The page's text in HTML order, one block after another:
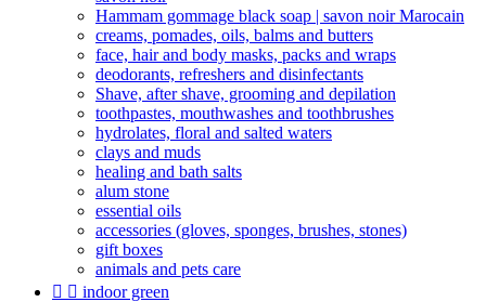
Hammam gommage black soap | savon noir Marocain
creams, pomades, oils, balms and butters
face, hair and body masks, packs and wraps
deodorants, refreshers and disinfectants
Shave, after shave, grooming and depilation
toothpastes, mouthwashes and toothbrushes
hydrolates, floral and salted waters
clays and muds
healing and bath salts
alum stone
essential oils
accessories (gloves, sponges, brushes, stones)
gift boxes
animals and pets care
  indoor green